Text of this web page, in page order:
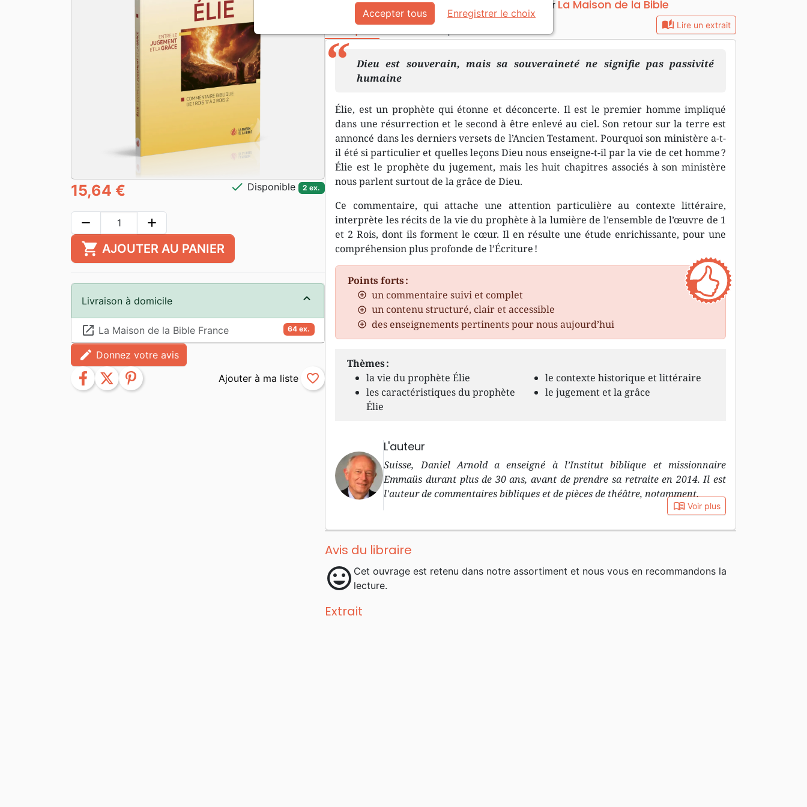
RéférenceMB4016 EAN Editeur La Maison de la Bible
auto_stories Lire un extrait
Dieu est souverain, mais sa souveraineté ne signifie pas passivité
humaine
Élie, est un prophète qui étonne et déconcerte. Il est le premier homme impliqué
dans une résurrection et le second à être enlevé au ciel. Son retour sur la terre est
annoncé dans les derniers versets de l’Ancien Testament. Pourquoi son ministère a-t-
il été si particulier et quelles leçons Dieu nous enseigne-t-il par la vie de cet homme ?
Élie est le prophète du jugement, mais les huit chapitres associés à son ministère
nous parlent surtout de la grâce de Dieu.
Ce commentaire, qui attache une attention particulière au contexte littéraire,
interprète les récits de la vie du prophète à la lumière de l’ensemble de l’œuvre de 1
et 2 Rois, dont ils forment le cœur. Il en résulte une étude enrichissante, pour une
compréhension plus profonde de l’Écriture !
Points forts :
un commentaire suivi et complet
un contenu structuré, clair et accessible
des enseignements pertinents pour nous aujourd’hui
Thèmes :
la vie du prophète Élie
les caractéristiques du prophète
Élie
le contexte historique et littéraire
le jugement et la grâce
L'auteur
Suisse, Daniel Arnold a enseigné à l’Institut biblique et missionnaire
Emmaüs durant plus de 30 ans, avant de prendre sa retraite en 2014. Il est
l'auteur de commentaires bibliques et de pièces de théâtre, notamment.
book_open Voir plus
Avis du libraire
mood Cet ouvrage est retenu dans notre assortiment et nous vous en recommandons la
lecture.
Extrait
15,64 € check Disponible 2 ex.
remove add
shopping_cart AJOUTER AU PANIER
Livraison à domicile
64 ex.
launch La Maison de la Bible France
edit Donnez votre avis
facebook twitter pinterest favorite_border
Accepter tous Enregistrer le choix